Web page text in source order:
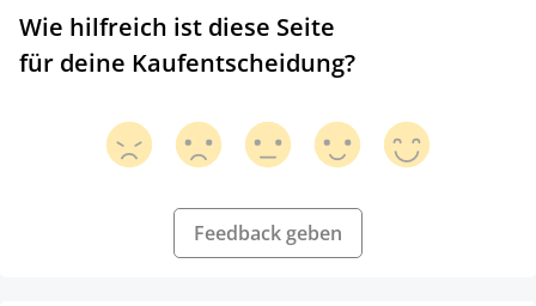
Wie hilfreich ist diese Seite
für deine Kaufentscheidung?
Feedback geben